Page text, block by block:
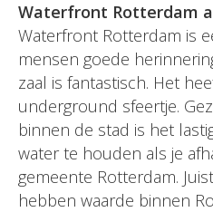
Waterfront Rotterdam
Waterfront Rotterdam is
mensen goede
zaal is fantastisch. Het
underground sfeertje.
binnen de stad is het
water te houden als je
gemeente Rotterdam.
hebben waarde binnen